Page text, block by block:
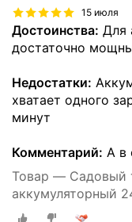
15 июля
Достоинства: Для
достаточно
Недостатки:
хватает одного
минут
Комментарий: А в
Товар — Садовый
аккумуляторный
об/мин